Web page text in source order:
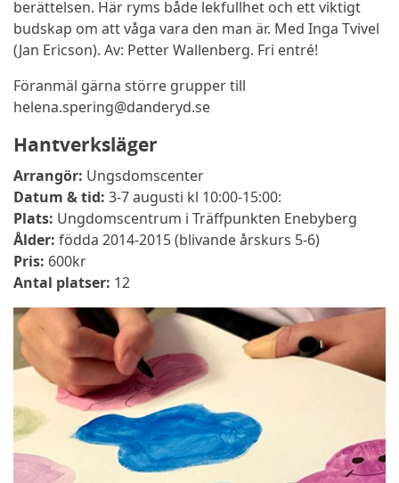
berättelsen. Här ryms både lekfullhet och ett viktigt
budskap om att våga vara den man är. Med Inga Tvivel
(Jan Ericson). Av: Petter Wallenberg. Fri entré!
Föranmäl gärna större grupper till
helena.spering@danderyd.se
Hantverksläger
Arrangör: Ungsdomscenter
Datum & tid: 3-7 augusti kl 10:00-15:00:
Plats: Ungdomscentrum i Träffpunkten Enebyberg
Ålder: födda 2014-2015 (blivande årskurs 5-6)
Pris: 600kr
Antal platser: 12